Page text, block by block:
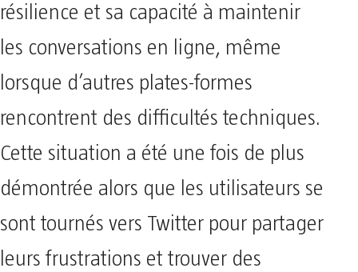
résilience et sa capacité à maintenir
les conversations en ligne, même
lorsque d’autres plates-formes
rencontrent des difficultés techniques.
Cette situation a été une fois de plus
démontrée alors que les utilisateurs se
sont tournés vers Twitter pour partager
leurs frustrations et trouver des